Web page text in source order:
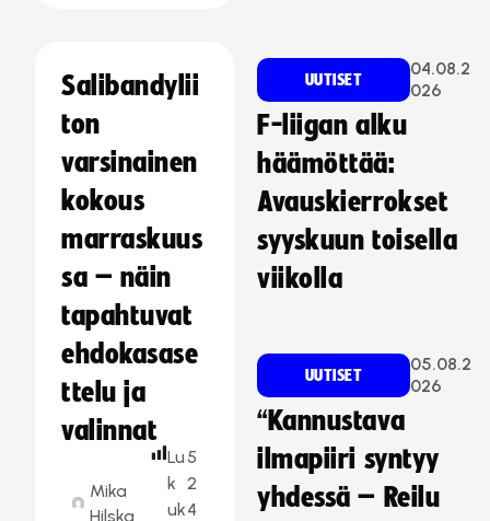
Salibandylii
ton
varsinainen
kokous
marraskuus
sa – näin
tapahtuvat
ehdokasase
ttelu ja
valinnat
Mika
Hilska
Lu
k
uk
5
2
4
UUTISET
04.08.2
026
F-liigan alku
häämöttää:
Avauskierrokset
syyskuun toisella
viikolla
UUTISET
05.08.2
026
“Kannustava
ilmapiiri syntyy
yhdessä – Reilu